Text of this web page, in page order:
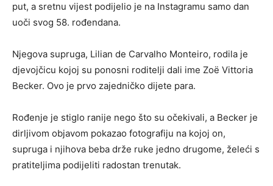
put, a sretnu vijest podijelio je na Instagramu samo dan
uoči svog 58. rođendana.
Njegova supruga, Lilian de Carvalho Monteiro, rodila je
djevojčicu kojoj su ponosni roditelji dali ime Zoë Vittoria
Becker. Ovo je prvo zajedničko dijete para.
Rođenje je stiglo ranije nego što su očekivali, a Becker je
dirljivom objavom pokazao fotografiju na kojoj on,
supruga i njihova beba drže ruke jedno drugome, želeći s
pratiteljima podijeliti radostan trenutak.